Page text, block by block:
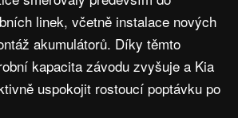
linek, včetně instalace nových
akumulátorů. Díky těmto
kapacita závodu zvyšuje a Kia
uspokojit rostoucí poptávku po